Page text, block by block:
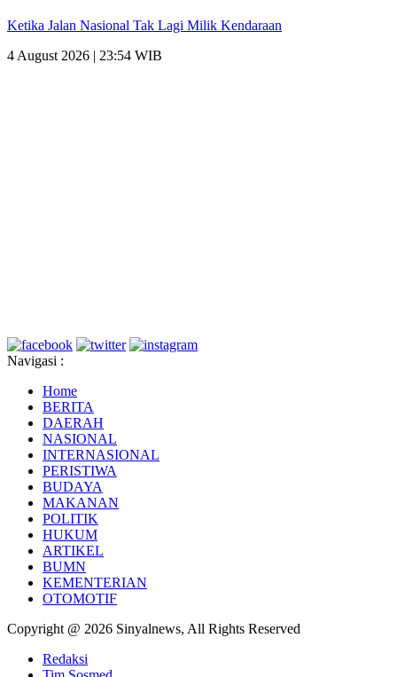
Ketika Jalan Nasional Tak Lagi Milik Kendaraan
4 August 2026 | 23:54 WIB
Navigasi :
Home
BERITA
DAERAH
NASIONAL
INTERNASIONAL
PERISTIWA
BUDAYA
MAKANAN
POLITIK
HUKUM
ARTIKEL
BUMN
KEMENTERIAN
OTOMOTIF
Copyright @ 2026 Sinyalnews, All Rights Reserved
Redaksi